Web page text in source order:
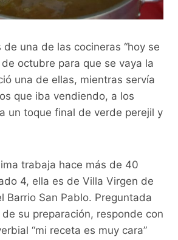
de una de las cocineras “hoy se
octubre para que se vaya la
una de ellas, mientras servía
que iba vendiendo, a los
un toque final de verde perejil y
trabaja hace más de 40
4, ella es de Villa Virgen de
Barrio San Pablo. Preguntada
su preparación, responde con
“mi receta es muy cara”